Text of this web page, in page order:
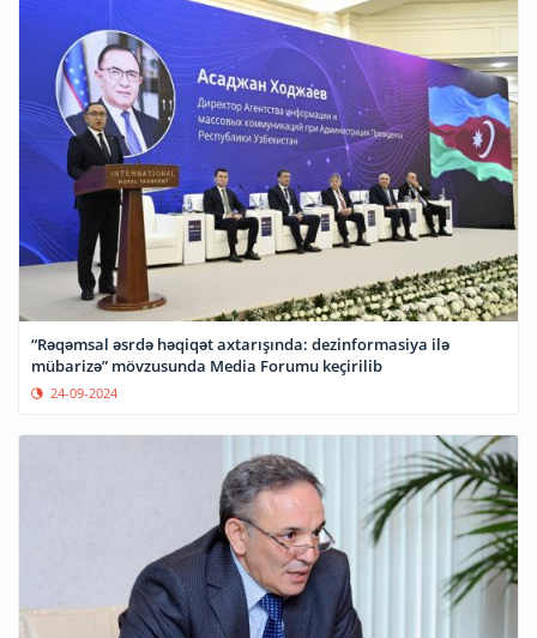
“Rəqəmsal əsrdə həqiqət axtarışında: dezinformasiya ilə
mübarizə” mövzusunda Media Forumu keçirilib
24-09-2024